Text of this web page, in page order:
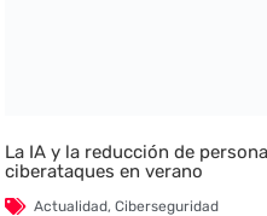
La IA y la reducción de
ciberataques en verano
Actualidad,Ciberseguridad